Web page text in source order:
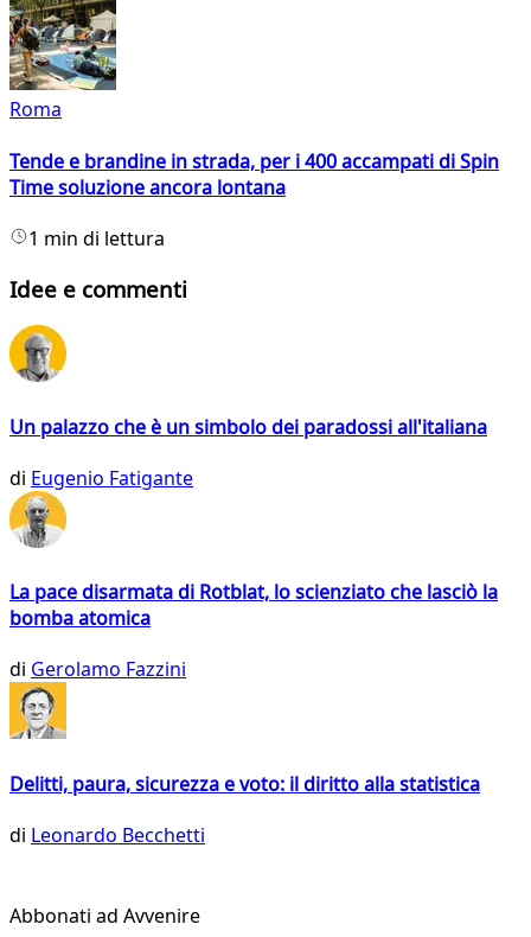
Roma
Tende e brandine in strada, per i 400 accampati di Spin
Time soluzione ancora lontana
1 min di lettura
Idee e commenti
Un palazzo che è un simbolo dei paradossi all'italiana
di Eugenio Fatigante
La pace disarmata di Rotblat, lo scienziato che lasciò la
bomba atomica
di Gerolamo Fazzini
Delitti, paura, sicurezza e voto: il diritto alla statistica
di Leonardo Becchetti
Abbonati ad Avvenire